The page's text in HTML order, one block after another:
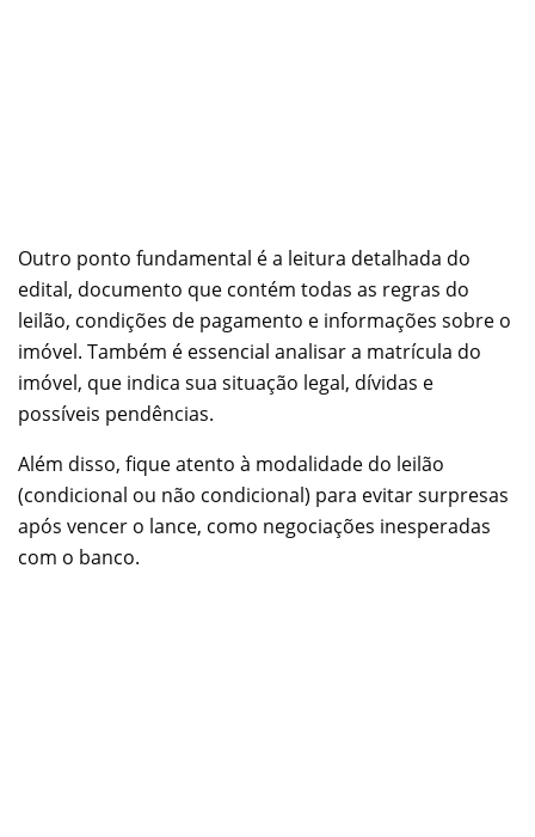
Outro ponto fundamental é a leitura detalhada do
edital, documento que contém todas as regras do
leilão, condições de pagamento e informações sobre o
imóvel. Também é essencial analisar a matrícula do
imóvel, que indica sua situação legal, dívidas e
possíveis pendências.
Além disso, fique atento à modalidade do leilão
(condicional ou não condicional) para evitar surpresas
após vencer o lance, como negociações inesperadas
com o banco.